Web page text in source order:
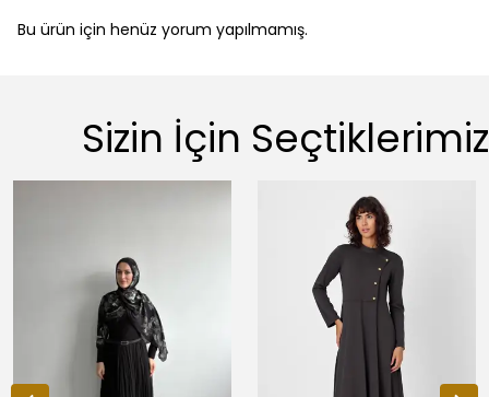
Bu ürün için henüz yorum yapılmamış.
Sizin İçin Seçtiklerimiz